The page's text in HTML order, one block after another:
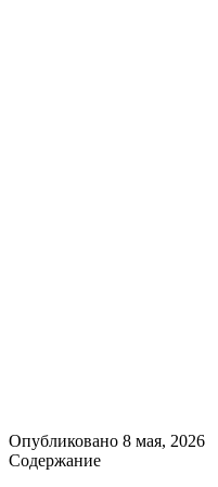
Опубликовано 8 мая, 2026
Содержание